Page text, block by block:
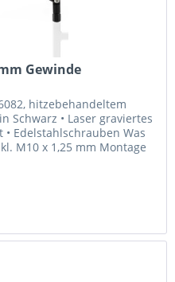
Gewinde
hitzebehandeltem
Schwarz • Laser graviertes
• Edelstahlschrauben Was
M10 x 1,25 mm Montage